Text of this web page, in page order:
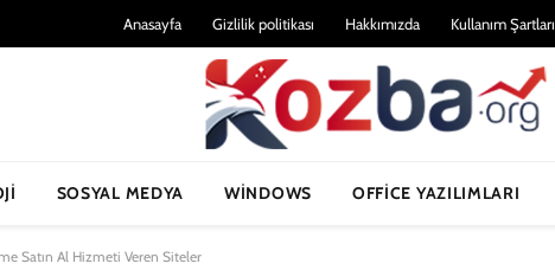
Anasayfa Gizlilik politikası Hakkımızda Kullanım Şartları
SOSYAL MEDYA WINDOWS OFFICE YAZILIMLARI
Satın Al Hizmeti Veren Siteler